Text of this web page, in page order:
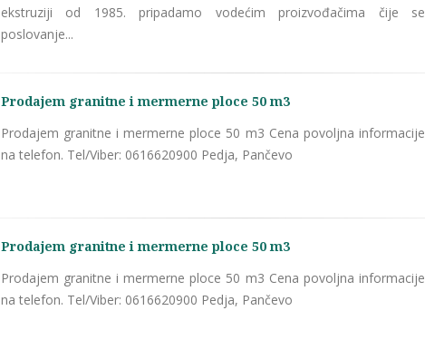
ekstruziji od 1985. pripadamo vodećim proizvođačima čije se
poslovanje...
Prodajem granitne i mermerne ploce 50 m3
Prodajem granitne i mermerne ploce 50 m3 Cena povoljna informacije
na telefon. Tel/Viber: 0616620900 Pedja, Pančevo
Prodajem granitne i mermerne ploce 50 m3
Prodajem granitne i mermerne ploce 50 m3 Cena povoljna informacije
na telefon. Tel/Viber: 0616620900 Pedja, Pančevo